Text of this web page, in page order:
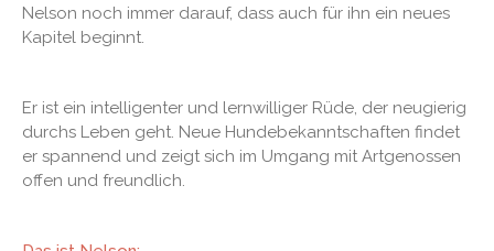
Nelson noch immer darauf, dass auch für ihn ein neues
Kapitel beginnt.
Er ist ein intelligenter und lernwilliger Rüde, der neugierig
durchs Leben geht. Neue Hundebekanntschaften findet
er spannend und zeigt sich im Umgang mit Artgenossen
offen und freundlich.